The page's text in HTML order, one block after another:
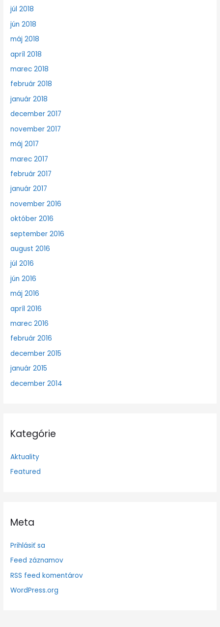
júl 2018
jún 2018
máj 2018
apríl 2018
marec 2018
február 2018
január 2018
december 2017
november 2017
máj 2017
marec 2017
február 2017
január 2017
november 2016
október 2016
september 2016
august 2016
júl 2016
jún 2016
máj 2016
apríl 2016
marec 2016
február 2016
december 2015
január 2015
december 2014
Kategórie
Aktuality
Featured
Meta
Prihlásiť sa
Feed záznamov
RSS feed komentárov
WordPress.org